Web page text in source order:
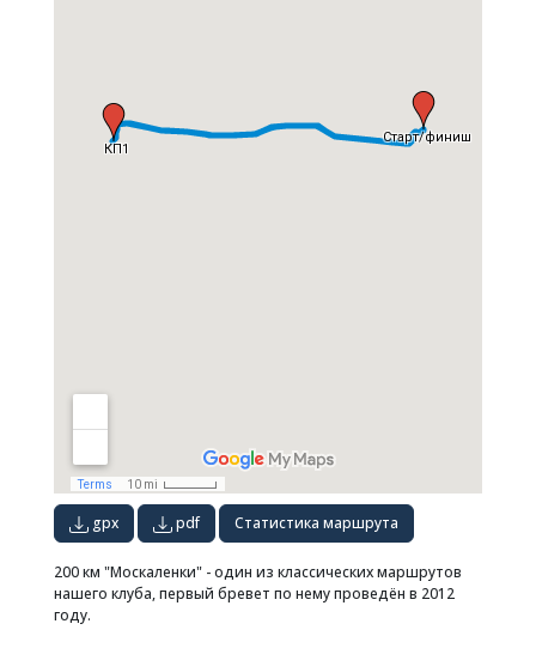
gpx pdf Статистика маршрута
200 км "Москаленки" - один из классических маршрутов
нашего клуба, первый бревет по нему проведён в 2012
году.